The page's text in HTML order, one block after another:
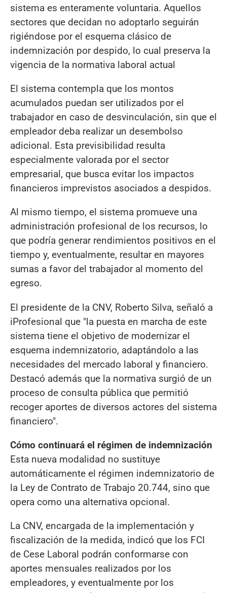
sistema es enteramente voluntaria. Aquellos
sectores que decidan no adoptarlo seguirán
rigiéndose por el esquema clásico de
indemnización por despido, lo cual preserva la
vigencia de la normativa laboral actual
El sistema contempla que los montos
acumulados puedan ser utilizados por el
trabajador en caso de desvinculación, sin que el
empleador deba realizar un desembolso
adicional. Esta previsibilidad resulta
especialmente valorada por el sector
empresarial, que busca evitar los impactos
financieros imprevistos asociados a despidos.
Al mismo tiempo, el sistema promueve una
administración profesional de los recursos, lo
que podría generar rendimientos positivos en el
tiempo y, eventualmente, resultar en mayores
sumas a favor del trabajador al momento del
egreso.
El presidente de la CNV, Roberto Silva, señaló a
iProfesional que "la puesta en marcha de este
sistema tiene el objetivo de modernizar el
esquema indemnizatorio, adaptándolo a las
necesidades del mercado laboral y financiero.
Destacó además que la normativa surgió de un
proceso de consulta pública que permitió
recoger aportes de diversos actores del sistema
financiero".
Cómo continuará el régimen de indemnización
Esta nueva modalidad no sustituye
automáticamente el régimen indemnizatorio de
la Ley de Contrato de Trabajo 20.744, sino que
opera como una alternativa opcional.
La CNV, encargada de la implementación y
fiscalización de la medida, indicó que los FCI
de Cese Laboral podrán conformarse con
aportes mensuales realizados por los
empleadores, y eventualmente por los